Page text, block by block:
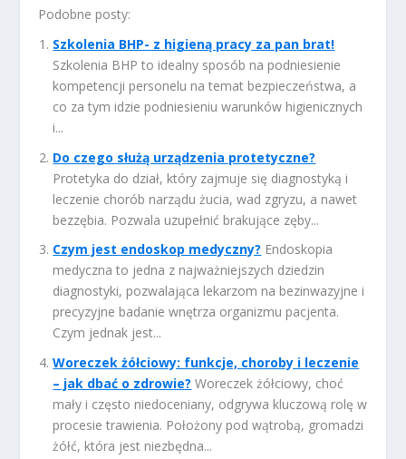
Podobne posty:
Szkolenia BHP- z higieną pracy za pan brat!
Szkolenia BHP to idealny sposób na podniesienie
kompetencji personelu na temat bezpieczeństwa, a
co za tym idzie podniesieniu warunków higienicznych
i...
Do czego służą urządzenia protetyczne?
Protetyka do dział, który zajmuje się diagnostyką i
leczenie chorób narządu żucia, wad zgryzu, a nawet
bezzębia. Pozwala uzupełnić brakujące zęby...
Czym jest endoskop medyczny? Endoskopia
medyczna to jedna z najważniejszych dziedzin
diagnostyki, pozwalająca lekarzom na bezinwazyjne i
precyzyjne badanie wnętrza organizmu pacjenta.
Czym jednak jest...
Woreczek żółciowy: funkcje, choroby i leczenie
– jak dbać o zdrowie? Woreczek żółciowy, choć
mały i często niedoceniany, odgrywa kluczową rolę w
procesie trawienia. Położony pod wątrobą, gromadzi
żółć, która jest niezbędna...